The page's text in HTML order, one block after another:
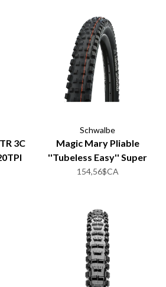
3C
Schwalbe
Magic Mary Pliable
''Tubeless Easy'' Super
Gravity Addix Soft
154,56$CA